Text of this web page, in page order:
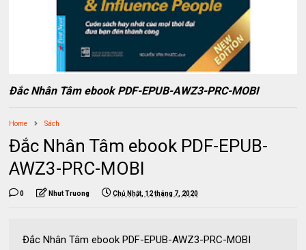
Đắc Nhân Tâm ebook PDF-EPUB-AWZ3-PRC-MOBI
Home Sách
Đắc Nhân Tâm ebook PDF-EPUB-
AWZ3-PRC-MOBI
0 Nhut Truong Chủ Nhật, 12 tháng 7, 2020
Đắc Nhân Tâm ebook PDF-EPUB-AWZ3-PRC-MOBI